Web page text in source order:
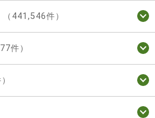
（441,546件）
件）